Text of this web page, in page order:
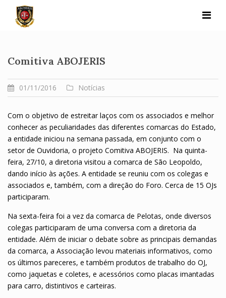
content
Comitiva ABOJERIS
01/11/2016 Notícias
Com o objetivo de estreitar laços com os associados e melhor
conhecer as peculiaridades das diferentes comarcas do Estado,
a entidade iniciou na semana passada, em conjunto com o
setor de Ouvidoria, o projeto Comitiva ABOJERIS. Na quinta-
feira, 27/10, a diretoria visitou a comarca de São Leopoldo,
dando início às ações. A entidade se reuniu com os colegas e
associados e, também, com a direção do Foro. Cerca de 15 OJs
participaram.
Na sexta-feira foi a vez da comarca de Pelotas, onde diversos
colegas participaram de uma conversa com a diretoria da
entidade. Além de iniciar o debate sobre as principais demandas
da comarca, a Associação levou materiais informativos, como
os últimos pareceres, e também produtos de trabalho do OJ,
como jaquetas e coletes, e acessórios como placas imantadas
para carro, distintivos e carteiras.